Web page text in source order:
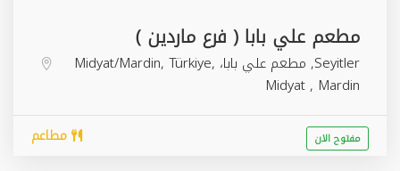
مطعم علي بابا ( فرع ماردين )
Seyitler, مطعم علي بابا، Midyat/Mardin, Türkiye,
Midyat, Mardin
مطاعم مفتوح الان